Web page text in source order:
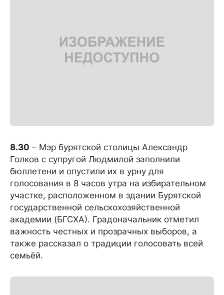
8.30 – Мэр бурятской столицы Александр
Голков с супругой Людмилой заполнили
бюллетени и опустили их в урну для
голосования в 8 часов утра на избирательном
участке, расположенном в здании Бурятской
государственной сельскохозяйственной
академии (БГСХА). Градоначальник отметил
важность честных и прозрачных выборов, а
также рассказал о традиции голосовать всей
семьёй.